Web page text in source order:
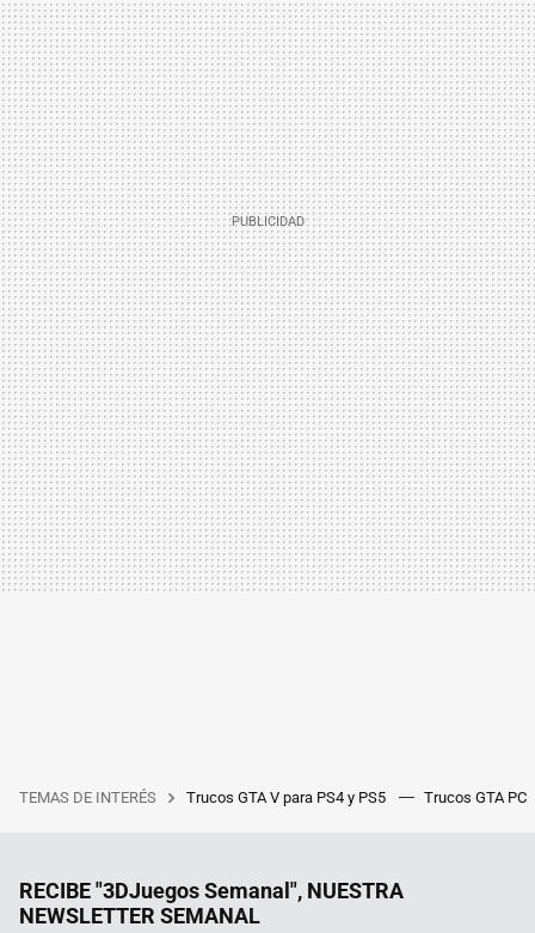
TEMAS DE INTERÉS Trucos GTA V para PS4 y PS5 Trucos GTA PC
RECIBE "3DJuegos Semanal", NUESTRA
NEWSLETTER SEMANAL